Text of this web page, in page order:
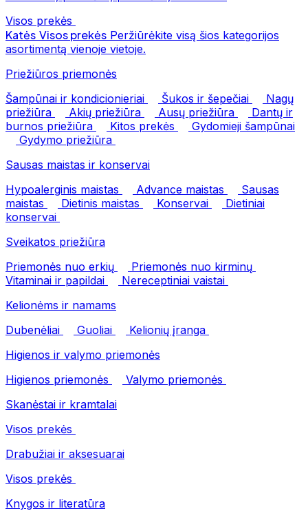
Visos prekės
Katės Visos prekės Peržiūrėkite visą šios kategorijos
asortimentą vienoje vietoje.
Priežiūros priemonės
Šampūnai ir kondicionieriai
Šukos ir šepečiai
Nagų
priežiūra
Akių priežiūra Ausų priežiūra
Dantų ir
burnos priežiūra
Kitos prekės
Gydomieji šampūnai
Gydymo priežiūra
Sausas maistas ir konservai
Hypoalerginis maistas
Advance maistas
Sausas
maistas
Dietinis maistas Konservai
Dietiniai
konservai
Sveikatos priežiūra
Priemonės nuo erkių
Priemonės nuo kirminų
Vitaminai ir papildai
Nereceptiniai vaistai
Kelionėms ir namams
Dubenėliai
Guoliai
Kelionių įranga
Higienos ir valymo priemonės
Higienos priemonės
Valymo priemonės
Skanėstai ir kramtalai
Visos prekės
Drabužiai ir aksesuarai
Visos prekės
Knygos ir literatūra